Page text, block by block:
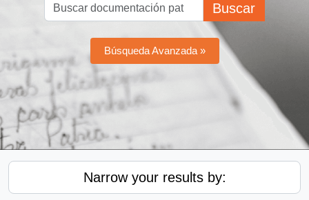
Buscar
Búsqueda Avanzada »
Narrow your results by: